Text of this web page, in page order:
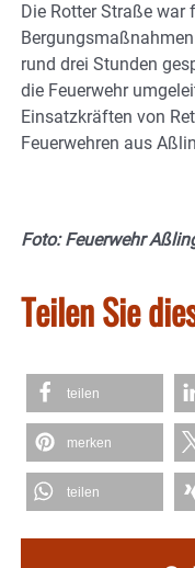
Die Rotter Straße war
rund drei Stunden
die Feuerwehr
Einsatzkräften von
Feuerwehren aus
Foto: Feuerwehr
Teilen Sie
teilen
merken
teilen